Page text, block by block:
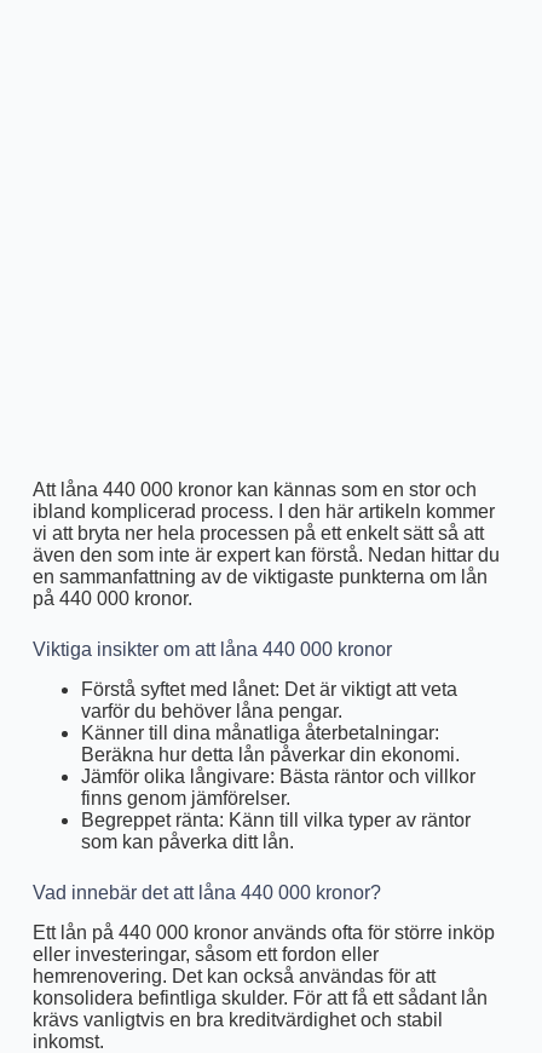
Att låna 440 000 kronor kan kännas som en stor och
ibland komplicerad process. I den här artikeln kommer
vi att bryta ner hela processen på ett enkelt sätt så att
även den som inte är expert kan förstå. Nedan hittar du
en sammanfattning av de viktigaste punkterna om lån
på 440 000 kronor.
Viktiga insikter om att låna 440 000 kronor
Förstå syftet med lånet: Det är viktigt att veta
varför du behöver låna pengar.
Känner till dina månatliga återbetalningar:
Beräkna hur detta lån påverkar din ekonomi.
Jämför olika långivare: Bästa räntor och villkor
finns genom jämförelser.
Begreppet ränta: Känn till vilka typer av räntor
som kan påverka ditt lån.
Vad innebär det att låna 440 000 kronor?
Ett lån på 440 000 kronor används ofta för större inköp
eller investeringar, såsom ett fordon eller
hemrenovering. Det kan också användas för att
konsolidera befintliga skulder. För att få ett sådant lån
krävs vanligtvis en bra kreditvärdighet och stabil
inkomst.